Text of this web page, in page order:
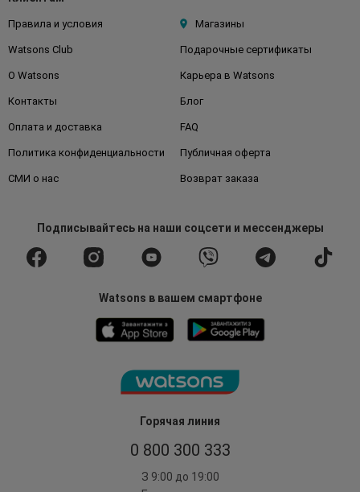
Горячая линия
0 800 300 333
З 9:00 до 19:00
Правила и условия Магазины
Watsons Club Подарочные сертификаты
О Watsons Карьера в Watsons
Контакты Блог
Оплата и доставка FAQ
Политика конфиденциальности Публичная оферта
СМИ о нас Возврат заказа
Подписывайтесьна наши соцсети и мессенджеры
Watsons в вашем смартфоне